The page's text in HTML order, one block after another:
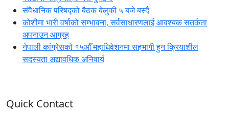
संवैधानिक परिषद्को बैठक बेलुकी ५ बजे बस्दै
कोशीमा भारी वर्षाको सम्भावना, सर्वसाधारणलाई आवश्यक सतर्कता
अपनाउन आग्रह
नेपाली कांग्रेसको १५औँ महाधिवेशनमा सहभागी हुन क्रियाशील
सदस्यता अद्यावधिक अनिवार्य
Quick Contact